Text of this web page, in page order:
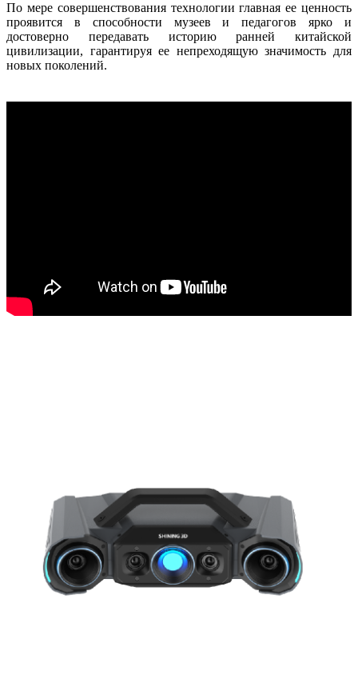
По мере совершенствования технологии главная ее ценность
проявится в способности музеев и педагогов ярко и
достоверно передавать историю ранней китайской
цивилизации, гарантируя ее непреходящую значимость для
новых поколений.